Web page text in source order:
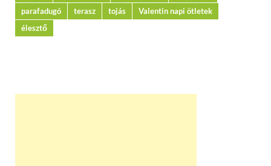
parafadugó
terasz tojás
Valentin napi ötletek
élesztő